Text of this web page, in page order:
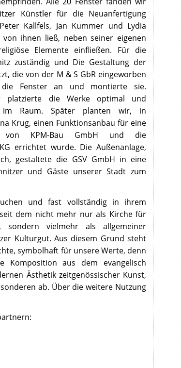
Künstler für die Neuanfertigung
Kallfels, Jan Kummer und Lydia
ihnen ließ, neben seiner eigenen
Elemente einfließen. Für die
zuständig und Die Gestaltung der
die von der M & S GbR eingeworben
Fenster an und montierte sie.
platzierte die Werke optimal und
im Raum. Später planten wir, in
Krug, einen Funktionsanbau für eine
von KPM-Bau GmbH und die
errichtet wurde. Die Außenanlage,
gestaltete die GSV GmbH in eine
und Gäste unserer Stadt zum
und fast vollständig in ihrem
dem nicht mehr nur als Kirche für
sondern vielmehr als allgemeiner
Kulturgut. Aus diesem Grund steht
symbolhaft für unsere Werte, denn
aus dem evangelisch
Ästhetik zeitgenössischer Kunst,
ab. Über die weitere Nutzung